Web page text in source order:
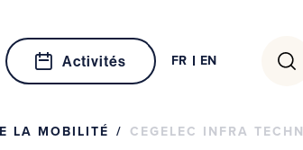
Activités FR EN
LA MOBILITÉ CEGELEC INFRA